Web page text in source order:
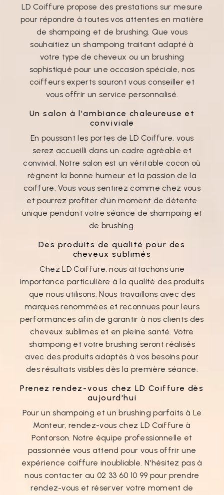
LD Coiffure propose des prestations sur mesure
pour répondre à toutes vos attentes en matière
de shampoing et de brushing. Que vous
souhaitiez un shampoing traitant adapté à
votre type de cheveux ou un brushing
sophistiqué pour une occasion spéciale, nos
coiffeurs experts sauront vous conseiller et
vous offrir un service personnalisé.
Un salon à l'ambiance chaleureuse et
conviviale
En poussant les portes de LD Coiffure, vous
serez accueilli dans un cadre agréable et
convivial. Notre salon est un véritable cocon où
règnent la bonne humeur et la passion de la
coiffure. Vous vous sentirez comme chez vous
et pourrez profiter d'un moment de détente
unique pendant votre séance de shampoing et
de brushing.
Des produits de qualité pour des
cheveux sublimés
Chez LD Coiffure, nous attachons une
importance particulière à la qualité des produits
que nous utilisons. Nous travaillons avec des
marques renommées et reconnues pour leurs
performances afin de garantir à nos clients des
cheveux sublimes et en pleine santé. Votre
shampoing et votre brushing seront réalisés
avec des produits adaptés à vos besoins pour
des résultats visibles dès la première séance.
Prenez rendez-vous chez LD Coiffure dès
aujourd'hui
Pour un shampoing et un brushing parfaits à Le
Monteur, rendez-vous chez LD Coiffure à
Pontorson. Notre équipe professionnelle et
passionnée vous attend pour vous offrir une
expérience coiffure inoubliable. N'hésitez pas à
nous contacter au 02 33 60 10 99 pour prendre
rendez-vous et réserver votre moment de